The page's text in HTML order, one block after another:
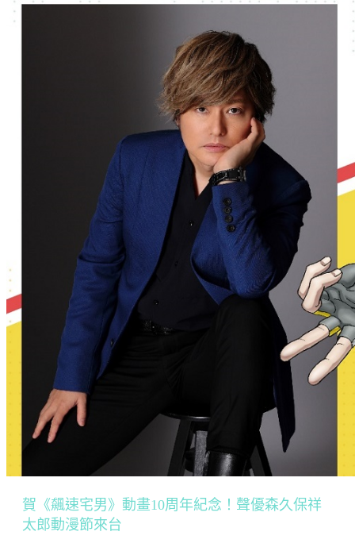
賀《飆速宅男》動畫10周年紀念！聲優森久保祥
太郎動漫節來台